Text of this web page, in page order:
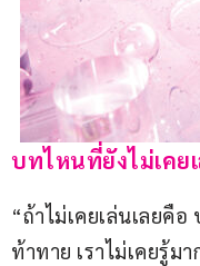
บทไหนที่ยังไม่เคย
“ถ้าไม่เคยเล่นเลยคื
ท้าทาย เราไม่เคยรู้ม